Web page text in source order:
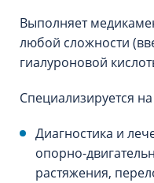
Выполняет
любой сложности
гиалуроновой
Специализируется
Диагностика и
опорно-
растяжения,